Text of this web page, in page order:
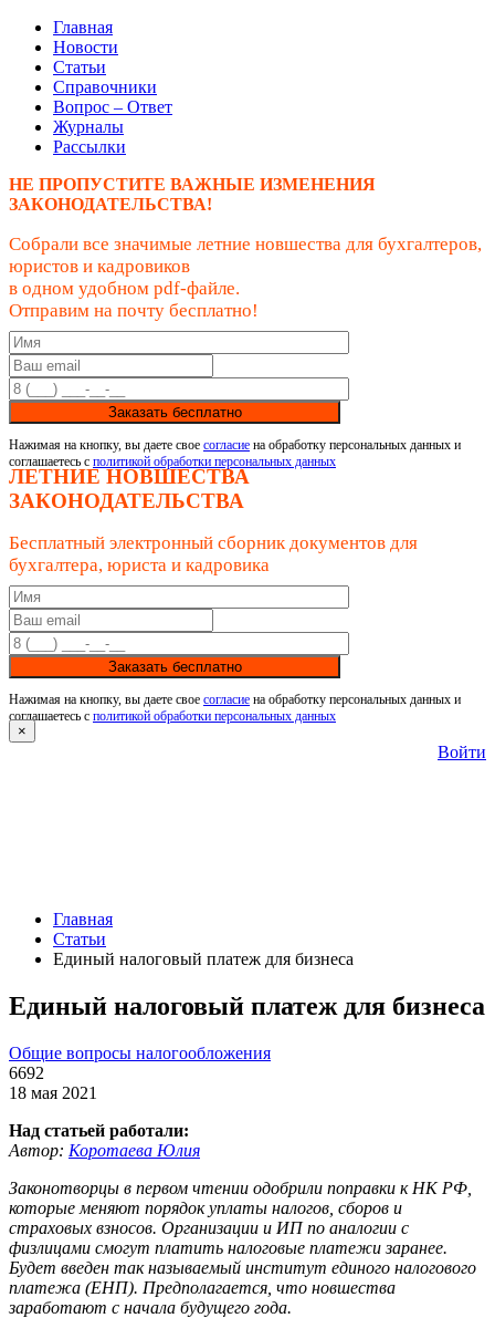
Главная
Новости
Статьи
Справочники
Вопрос – Ответ
Журналы
Рассылки
НЕ ПРОПУСТИТЕ ВАЖНЫЕ ИЗМЕНЕНИЯ
ЗАКОНОДАТЕЛЬСТВА!
Собрали все значимые летние новшества для бухгалтеров,
юристов и кадровиков
в одном удобном pdf-файле.
Отправим на почту бесплатно!
Заказать бесплатно
Нажимая на кнопку, вы даете свое согласие на обработку персональных данных и
соглашаетесь с политикой обработки персональных данных
ЛЕТНИЕ НОВШЕСТВА
ЗАКОНОДАТЕЛЬСТВА
Бесплатный электронный сборник документов для
бухгалтера, юриста и кадровика
Заказать бесплатно
Нажимая на кнопку, вы даете свое согласие на обработку персональных данных и
соглашаетесь с политикой обработки персональных данных
×
Войти
Главная
Статьи
Единый налоговый платеж для бизнеса
Единый налоговый платеж для бизнеса
Общие вопросы налогообложения
6692
18 мая 2021
Над статьей работали:
Автор: Коротаева Юлия
Законотворцы в первом чтении одобрили поправки к НК РФ,
которые меняют порядок уплаты налогов, сборов и
страховых взносов. Организации и ИП по аналогии с
физлицами смогут платить налоговые платежи заранее.
Будет введен так называемый институт единого налогового
платежа (ЕНП). Предполагается, что новшества
заработают с начала будущего года.